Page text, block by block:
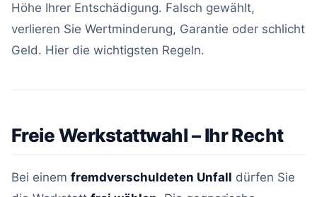
Höhe Ihrer Entschädigung. Falsch gewählt,
verlieren Sie Wertminderung, Garantie oder schlicht
Geld. Hier die wichtigsten Regeln.
Freie Werkstattwahl – Ihr Recht
Bei einem fremdverschuldeten Unfall dürfen Sie